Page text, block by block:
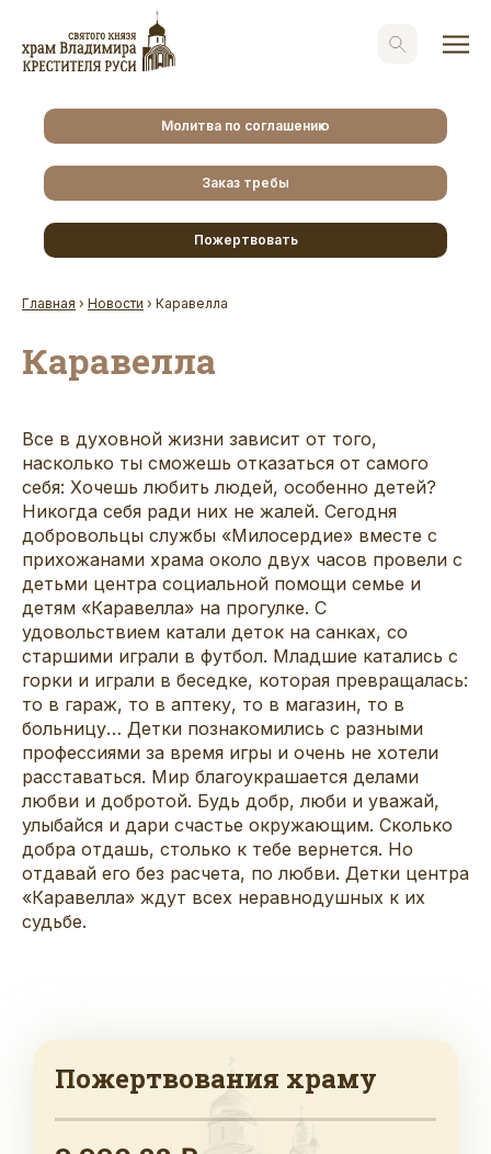
Молитва по соглашению
Заказ требы
Пожертвовать
Главная › Новости › Каравелла
Каравелла
Все в духовной жизни зависит от того,
насколько ты сможешь отказаться от самого
себя: Хочешь любить людей, особенно детей?
Никогда себя ради них не жалей. Сегодня
добровольцы службы «Милосердие» вместе с
прихожанами храма около двух часов провели с
детьми центра социальной помощи семье и
детям «Каравелла» на прогулке. С
удовольствием катали деток на санках, со
старшими играли в футбол. Младшие катались с
горки и играли в беседке, которая превращалась:
то в гараж, то в аптеку, то в магазин, то в
больницу… Детки познакомились с разными
профессиями за время игры и очень не хотели
расставаться. Мир благоукрашается делами
любви и добротой. Будь добр, люби и уважай,
улыбайся и дари счастье окружающим. Сколько
добра отдашь, столько к тебе вернется. Но
отдавай его без расчета, по любви. Детки центра
«Каравелла» ждут всех неравнодушных к их
судьбе.
Пожертвования храму